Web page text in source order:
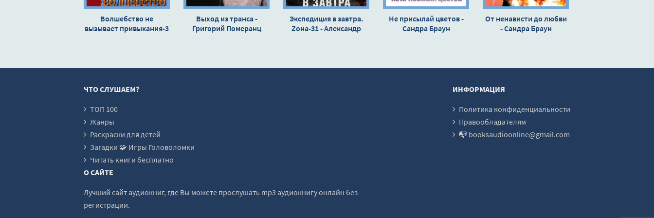
Волшебство не
вызывает привыкания-3
Выход из транса -
Григорий Померанц
Экспедиция в завтра.
Zона-31 - Александр
Не присылай цветов -
Сандра Браун
От ненависти до любви
- Сандра Браун
ЧТО СЛУШАЕМ?
ТОП 100
Жанры
Раскраски для детей
Загадки 🧩 Игры Головоломки
Читать книги бесплатно
ИНФОРМАЦИЯ
Политика конфиденциальности
Правообладателям
📭 booksaudioonline@gmail.com
О САЙТЕ
Лучший сайт аудиокниг, где Вы можете прослушать mp3 аудиокнигу онлайн без
регистрации.